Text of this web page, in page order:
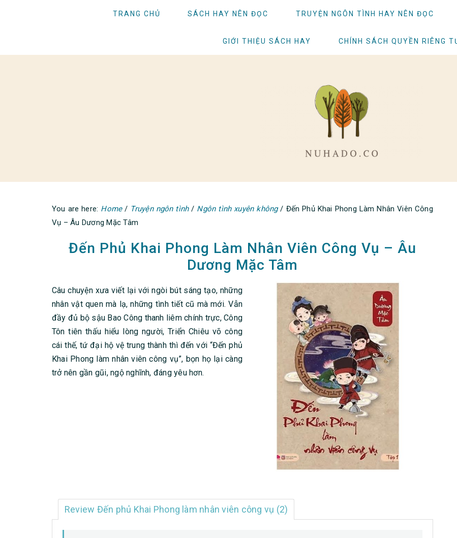
TRANG CHỦ SÁCH HAY NÊN ĐỌC TRUYỆN NGÔN TÌNH HAY NÊN ĐỌC
GIỚI THIỆU SÁCH HAY CHÍNH SÁCH QUYỀN RIÊNG
You are here: Home / Truyện ngôn tình / Ngôn tình xuyên không / Đến Phủ Khai Phong Làm Nhân Viên Công
Vụ – Âu Dương Mặc Tâm
Đến Phủ Khai Phong Làm Nhân Viên Công Vụ – Âu
Dương Mặc Tâm
Câu chuyện xưa viết lại với ngòi bút sáng tạo, những
nhân vật quen mà lạ, những tình tiết cũ mà mới. Vẫn
đầy đủ bộ sậu Bao Công thanh liêm chính trực, Công
Tôn tiên thấu hiểu lòng người, Triển Chiêu võ công
cái thế, tứ đại hộ vệ trung thành thì đến với “Đến phủ
Khai Phong làm nhân viên công vụ”, bọn họ lại càng
trở nên gần gũi, ngộ nghĩnh, đáng yêu hơn.
Review Đến phủ Khai Phong làm nhân viên công vụ (2)